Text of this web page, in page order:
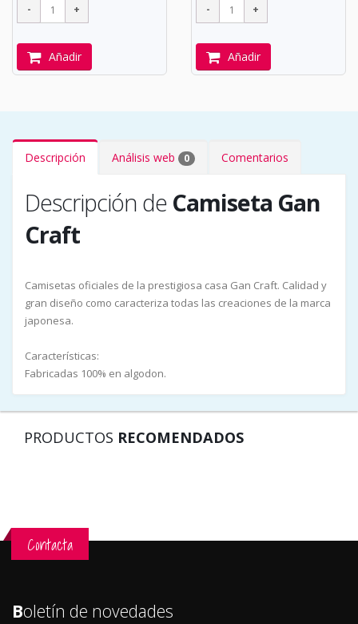
Añadir Añadir
Descripción Análisis web 0 Comentarios
Descripción de Camiseta Gan
Craft
Camisetas oficiales de la prestigiosa casa Gan Craft. Calidad y
gran diseño como caracteriza todas las creaciones de la marca
japonesa.
Características:
Fabricadas 100% en algodon.
PRODUCTOS RECOMENDADOS
Contacta
Boletín de novedades